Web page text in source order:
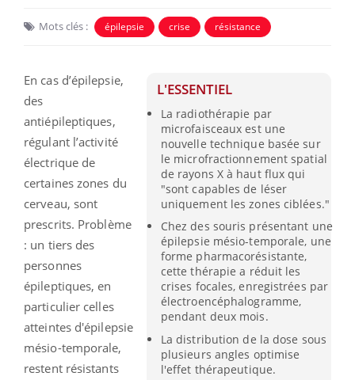
Mots clés : épilepsie crise résistance
L'ESSENTIEL
La radiothérapie par
microfaisceaux est une
nouvelle technique basée sur
le microfractionnement spatial
de rayons X à haut flux qui
"sont capables de léser
uniquement les zones ciblées."
Chez des souris présentant une
épilepsie mésio-temporale, une
forme pharmacorésistante,
cette thérapie a réduit les
crises focales, enregistrées par
électroencéphalogramme,
pendant deux mois.
La distribution de la dose sous
plusieurs angles optimise
l'effet thérapeutique.
En cas d’épilepsie,
des
antiépileptiques,
régulant l’activité
électrique de
certaines zones du
cerveau, sont
prescrits. Problème
: un tiers des
personnes
épileptiques, en
particulier celles
atteintes d'épilepsie
mésio-temporale,
restent résistants